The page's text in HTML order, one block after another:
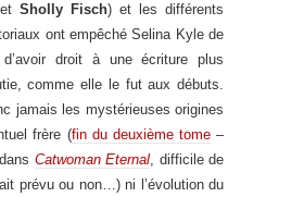
et Sholly Fisch) et les différents
ont empêché Selina Kyle de
d’avoir droit à une écriture plus
comme elle le fut aux débuts.
jamais les mystérieuses origines
frère (fin du deuxième tome–
Catwoman Eternal, difficile de
prévu ou non…) ni l’évolution du